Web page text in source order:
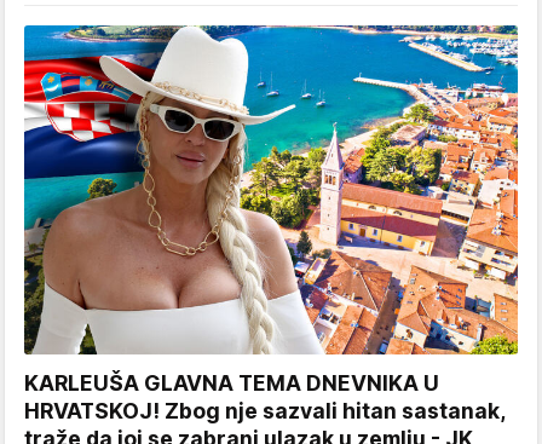
KARLEUŠA GLAVNA TEMA DNEVNIKA U
HRVATSKOJ! Zbog nje sazvali hitan sastanak,
traže da joj se zabrani ulazak u zemlju - JK